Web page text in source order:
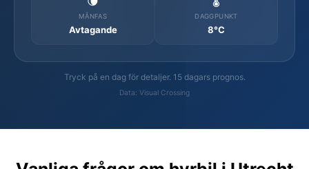
MÅNFAS
Avtagande
DAGGPUNKT
8°C
Tryck på en dag för detaljer. 15 dagars prognos.
Data: Visual Crossing